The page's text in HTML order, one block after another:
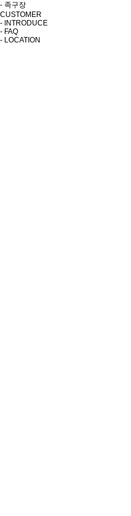
- 족구장
CUSTOMER
- INTRODUCE
- FAQ
- LOCATION